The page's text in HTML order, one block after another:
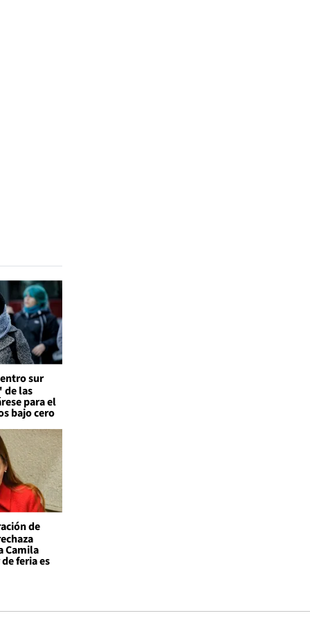
sur
de las
para el
bajo cero
de
Camila
feria es